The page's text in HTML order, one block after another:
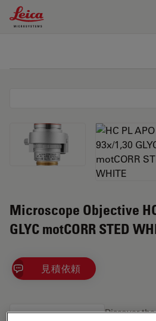
Leica Microsystems Logo
Microscope Objective
GLYC motCORR STED
見積依頼
Discover